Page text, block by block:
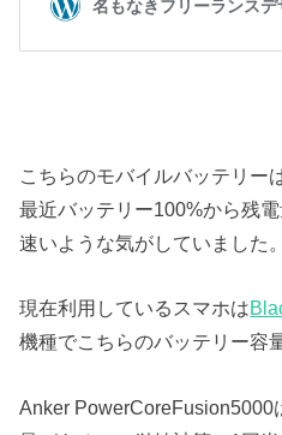
こちらのモバイルバッテリー
最近バッテリー100%から残
速いような気がしていました。
現在利用しているスマホは
機種でこちらのバッテリー容
Anker PowerCoreFusion5000